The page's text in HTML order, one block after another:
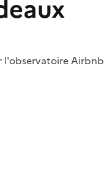
l'observatoire Airbnb